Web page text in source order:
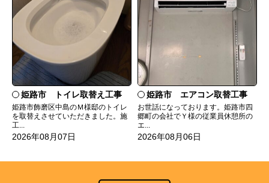
姫路市 トイレ取替え工事
姫路市飾磨区中島のＭ様邸のトイレ
を取替えさせていただきました。施
工...
2026年08月07日
姫路市 エアコン取替工事
お世話になっております。姫路市四
郷町の会社でＹ様の従業員休憩所の
エ...
2026年08月06日